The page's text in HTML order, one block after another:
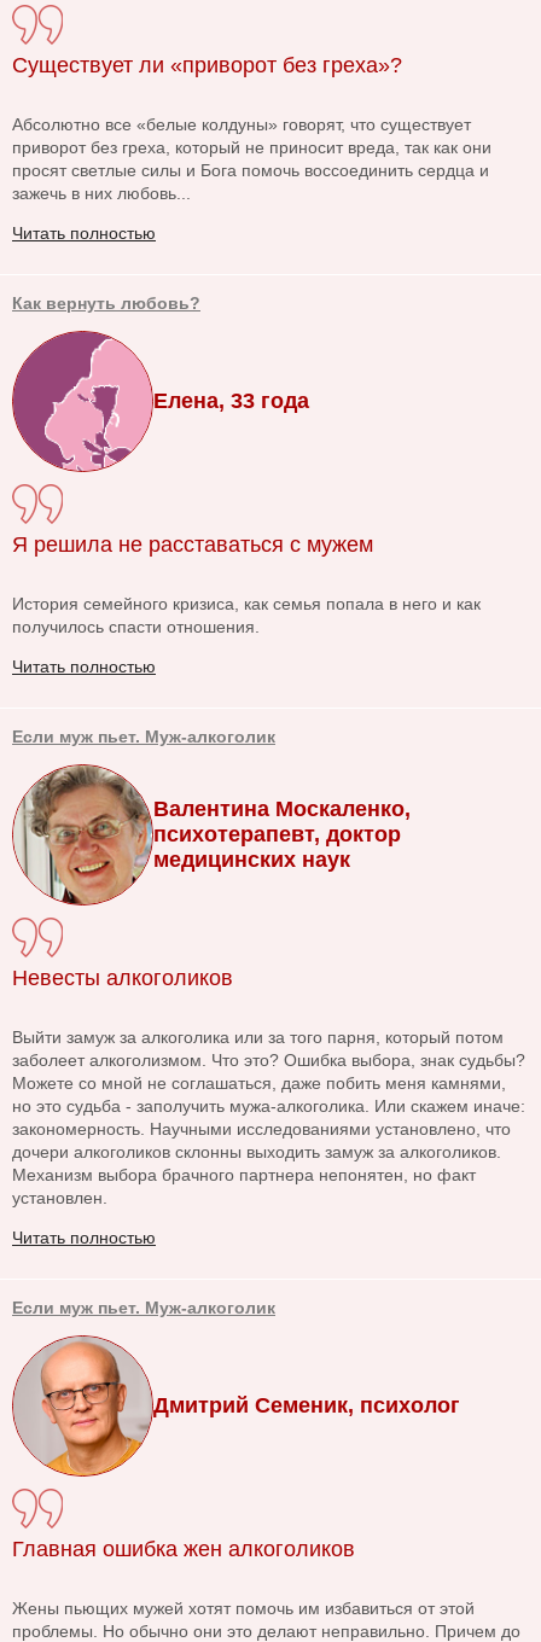
Существует ли «приворот без греха»?
Абсолютно все «белые колдуны» говорят, что существует
приворот без греха, который не приносит вреда, так как они
просят светлые силы и Бога помочь воссоединить сердца и
зажечь в них любовь...
Читать полностью
Как вернуть любовь?
Елена, 33 года
Я решила не расставаться с мужем
История семейного кризиса, как семья попала в него и как
получилось спасти отношения.
Читать полностью
Если муж пьет. Муж-алкоголик
Валентина Москаленко,
психотерапевт, доктор
медицинских наук
Невесты алкоголиков
Выйти замуж за алкоголика или за того парня, который потом
заболеет алкоголизмом. Что это? Ошибка выбора, знак судьбы?
Можете со мной не соглашаться, даже побить меня камнями,
но это судьба - заполучить мужа-алкоголика. Или скажем иначе:
закономерность. Научными исследованиями установлено, что
дочери алкоголиков склонны выходить замуж за алкоголиков.
Механизм выбора брачного партнера непонятен, но факт
установлен.
Читать полностью
Если муж пьет. Муж-алкоголик
Дмитрий Семеник, психолог
Главная ошибка жен алкоголиков
Жены пьющих мужей хотят помочь им избавиться от этой
проблемы. Но обычно они это делают неправильно. Причем до